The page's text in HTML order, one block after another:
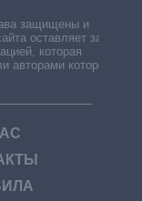
защищены и
оставляет за
которая
авторами которой